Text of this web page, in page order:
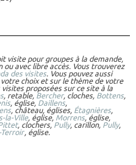
visite pour groupes à la demande,
avec libre accès. Vous trouverez
des visites. Vous pouvez aussi
choix et sur le thème de votre
visites proposées sur ce site à la
, retable, Bercher, cloches, Bottens,
, église, Daillens,
, château, églises, Étagnières,
la-Ville, église, Morrens, église,
, clochers, Pully, carillon, Pully,
Terroir, église.